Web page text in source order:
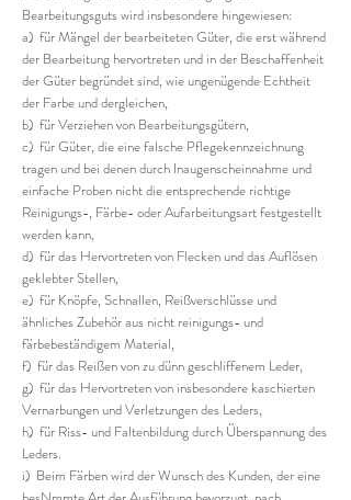
Bearbeitungsguts wird insbesondere hingewiesen:
a) für Mängel der bearbeiteten Güter, die erst während
der Bearbeitung hervortreten und in der Beschaffenheit
der Güter begründet sind, wie ungenügende Echtheit
der Farbe und dergleichen,
b) für Verziehen von Bearbeitungsgütern,
c) für Güter, die eine falsche Pflegekennzeichnung
tragen und bei denen durch Inaugenscheinnahme und
einfache Proben nicht die entsprechende richtige
Reinigungs-, Färbe- oder Aufarbeitungsart festgestellt
werden kann,
d) für das Hervortreten von Flecken und das Auflösen
geklebter Stellen,
e) für Knöpfe, Schnallen, Reißverschlüsse und
ähnliches Zubehör aus nicht reinigungs- und
färbebeständigem Material,
f) für das Reißen von zu dünn geschliffenem Leder,
g) für das Hervortreten von insbesondere kaschierten
Vernarbungen und Verletzungen des Leders,
h) für Riss- und Faltenbildung durch Überspannung des
Leders.
i) Beim Färben wird der Wunsch des Kunden, der eine